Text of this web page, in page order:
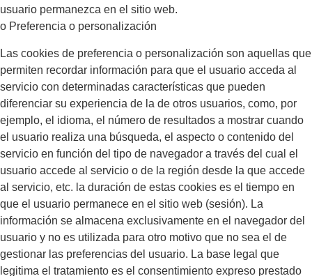
usuario permanezca en el sitio web.
o Preferencia o personalización
Las cookies de preferencia o personalización son aquellas que
permiten recordar información para que el usuario acceda al
servicio con determinadas características que pueden
diferenciar su experiencia de la de otros usuarios, como, por
ejemplo, el idioma, el número de resultados a mostrar cuando
el usuario realiza una búsqueda, el aspecto o contenido del
servicio en función del tipo de navegador a través del cual el
usuario accede al servicio o de la región desde la que accede
al servicio, etc. la duración de estas cookies es el tiempo en
que el usuario permanece en el sitio web (sesión). La
información se almacena exclusivamente en el navegador del
usuario y no es utilizada para otro motivo que no sea el de
gestionar las preferencias del usuario. La base legal que
legitima el tratamiento es el consentimiento expreso prestado